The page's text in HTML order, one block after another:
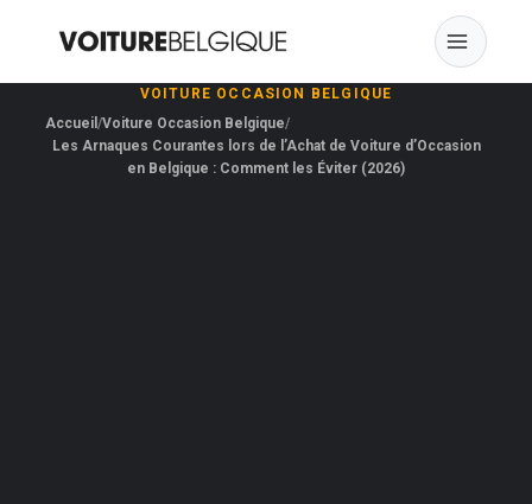
VOITURE OCCASION BELGIQUE
Accueil Voiture Occasion Belgique
Les Arnaques Courantes lors de l’Achat de Voiture d’Occasion
en Belgique : Comment les Éviter (2026)